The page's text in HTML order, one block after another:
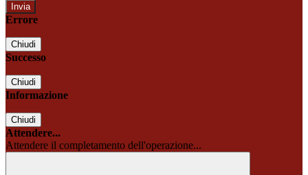
Errore
Chiudi
Successo
Chiudi
Informazione
Chiudi
Attendere...
Attendere il completamento dell'operazione...